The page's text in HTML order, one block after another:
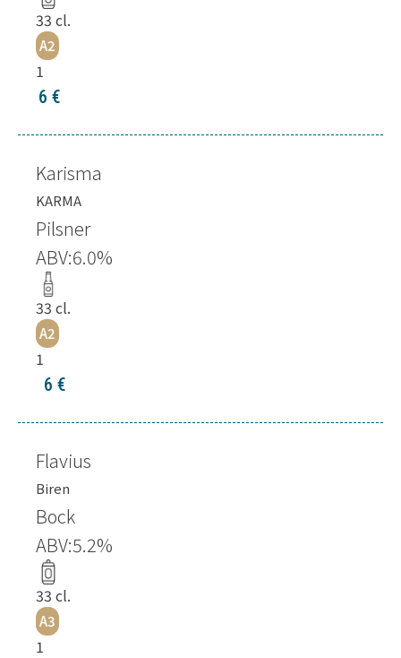
33 cl.
A2
1
6 €
Karisma
KARMA
Pilsner
ABV:6.0%
33 cl.
A2
1
6 €
Flavius
Biren
Bock
ABV:5.2%
33 cl.
A3
1